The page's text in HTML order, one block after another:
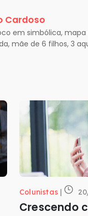
Cardoso
em simbólica, mapa
mãe de 6 filhos, 3
Colunistas|
Crescendo